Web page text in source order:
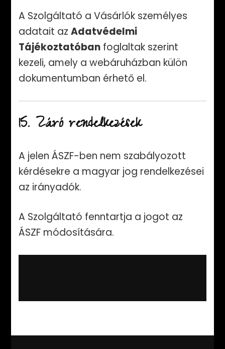
A Szolgáltató a Vásárlók személyes
adatait azAdatvédelmi
Tájékoztatóban foglaltak szerint
kezeli, amely a webáruházban külön
dokumentumban érhető el.
15. Záró rendelkezések
A jelen ÁSZF-ben nem szabályozott
kérdésekre a magyar jog rendelkezései
az irányadók.
A Szolgáltató fenntartja a jogot az
ÁSZF módosítására.